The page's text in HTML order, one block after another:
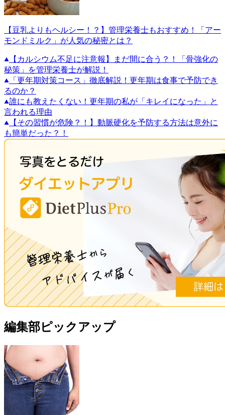
【豆乳よりもヘルシー！？】管理栄養士もおすすめ！「アー
モンドミルク」が人気の秘密とは？
【カルシウム不足に注意報】まだ間に合う？！「骨強化の
秘策」を管理栄養士が解説！
「更年期対策コース」徹底解説！更年期は食事で予防でき
るのか？
誰にも教えたくない！更年期の私が「キレイになった」と
言われる理由
【その習慣が危険？！】動脈硬化を予防する方法は意外に
も簡単だった？！
編集部ピックアップ